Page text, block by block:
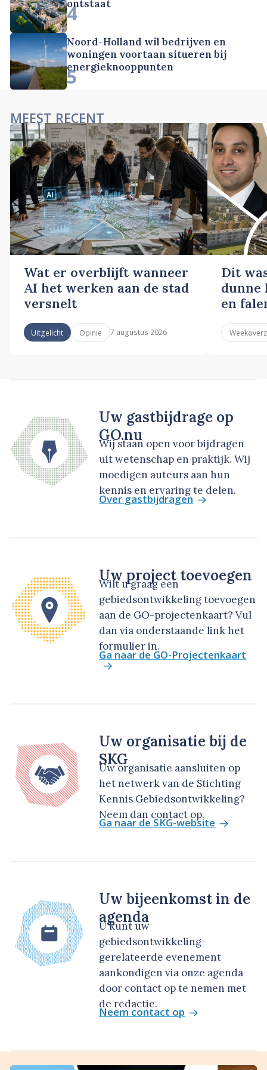
ontstaat
4
Noord-Holland wil bedrijven en
woningen voortaan situeren bij
energieknooppunten
5
MEEST RECENT
Wat er overblijft wanneer
AI het werken aan de stad
versnelt
Uitgelicht Opinie 7 augustus 2026
Dit
dunne
en
Uw gastbijdrage op
GO.nu
Wij staan open voor bijdragen
uit wetenschap en praktijk. Wij
moedigen auteurs aan hun
kennis en ervaring te delen.
Over gastbijdragen
Uw project toevoegen
Wilt u graag een
gebiedsontwikkeling toevoegen
aan de GO-projectenkaart? Vul
dan via onderstaande link het
formulier in.
Ga naar de GO-Projectenkaart
Uw organisatie bij de
SKG
Uw organisatie aansluiten op
het netwerk van de Stichting
Kennis Gebiedsontwikkeling?
Neem dan contact op.
Ga naar de SKG-website
Uw bijeenkomst in de
agenda
U kunt uw
gebiedsontwikkeling-
gerelateerde evenement
aankondigen via onze agenda
door contact op te nemen met
de redactie.
Neem contact op